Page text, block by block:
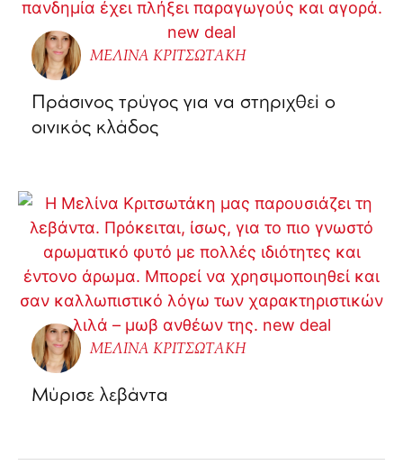
ΜΕΛΙΝΑ ΚΡΙΤΣΩΤΑΚΗ
Πράσινος τρύγος για να στηριχθεί ο
οινικός κλάδος
ΜΕΛΙΝΑ ΚΡΙΤΣΩΤΑΚΗ
Μύρισε λεβάντα